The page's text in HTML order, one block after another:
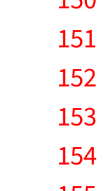
151
152
153
154